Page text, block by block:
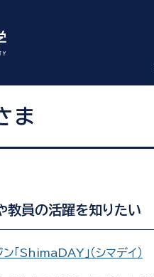
ま
教員の活躍を知りたい
「ShimaDAY」（シマデイ）